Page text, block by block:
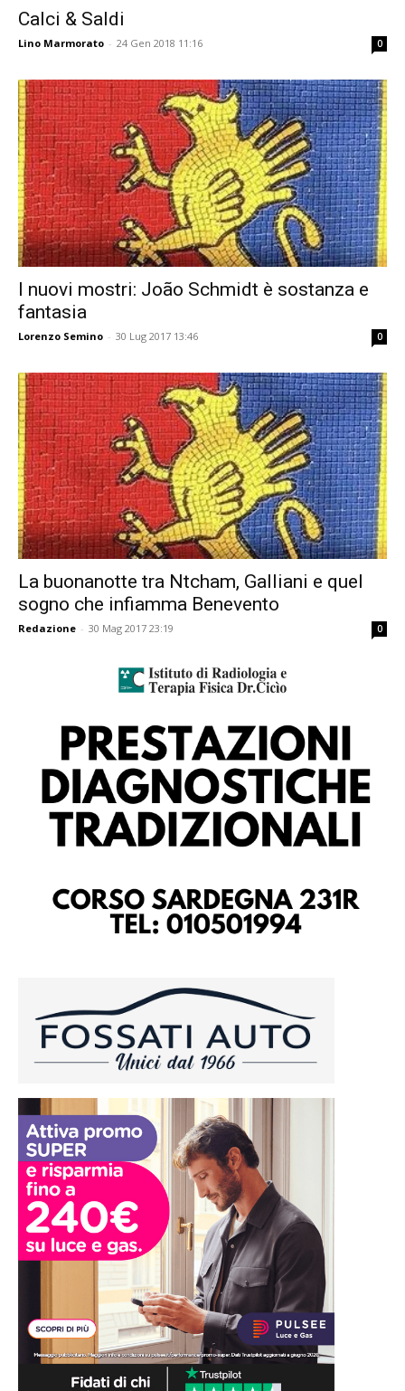
Calci & Saldi
Lino Marmorato - 24 Gen 2018 11:16 0
I nuovi mostri: João Schmidt è sostanza e
fantasia
Lorenzo Semino - 30 Lug 2017 13:46 0
La buonanotte tra Ntcham, Galliani e quel
sogno che infiamma Benevento
Redazione - 30 Mag 2017 23:19 0